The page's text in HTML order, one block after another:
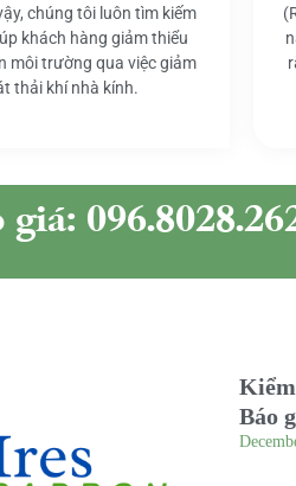
chúng tôi luôn tìm kiếm
khách hàng giảm thiểu
môi trường qua việc giảm
thải khí nhà kính.
Báo